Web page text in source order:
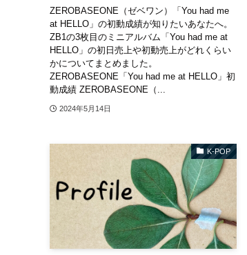
ZEROBASEONE（ゼベワン）「You had me
at HELLO」の初動成績が知りたいあなたへ。
ZB1の3枚目のミニアルバム「You had me at
HELLO」の初日売上や初動売上がどれくらい
かについてまとめました。
ZEROBASEONE「You had me at HELLO」初
動成績 ZEROBASEONE（...
2024年5月14日
K-POP